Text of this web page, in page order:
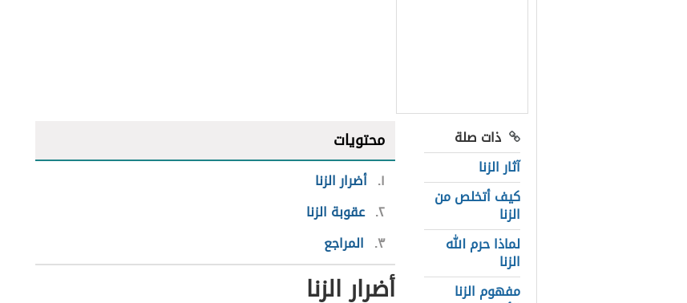
ذات صلة
آثار الزنا
كيف أتخلص من
الزنا
لماذا حرم الله
الزنا
مفهوم الزنا
محتويات
١ أضرار الزنا
٢ عقوبة الزنا
٣ المراجع
أضرار الزنا